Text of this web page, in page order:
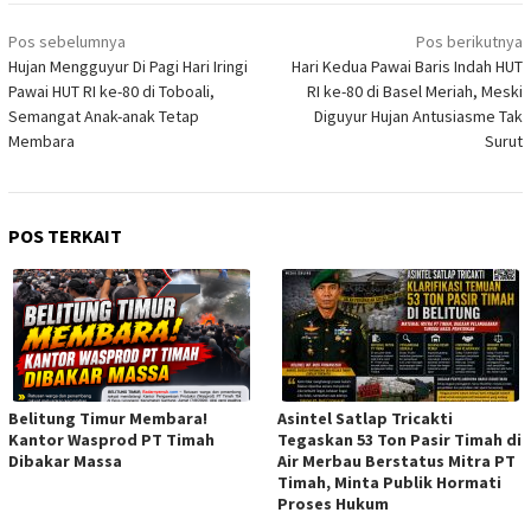
Navigasi
pos
Pos sebelumnya
Hujan Mengguyur Di Pagi Hari Iringi
Pawai HUT RI ke-80 di Toboali,
Semangat Anak-anak Tetap
Membara
Pos berikutnya
Hari Kedua Pawai Baris Indah HUT
RI ke-80 di Basel Meriah, Meski
Diguyur Hujan Antusiasme Tak
Surut
POS TERKAIT
Belitung Timur Membara!
Kantor Wasprod PT Timah
Dibakar Massa
Asintel Satlap Tricakti
Tegaskan 53 Ton Pasir Timah di
Air Merbau Berstatus Mitra PT
Timah, Minta Publik Hormati
Proses Hukum